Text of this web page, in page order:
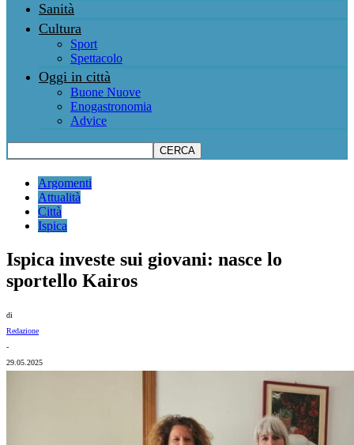
Sanità
Cultura
Sport
Spettacolo
Oggi in città
Buone Nuove
Enogastronomia
Advice
Argomenti
Attualità
Città
Ispica
Ispica investe sui giovani: nasce lo
sportello Kairos
di
Redazione
-
29.05.2025